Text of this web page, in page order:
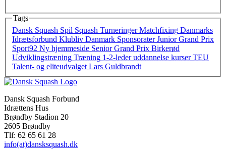
Tags
Dansk Squash Spil Squash Turneringer Matchfixing Danmarks
Idrætsforbund Klubliv Danmark Sponsorater Junior Grand Prix
Sport92 Ny hjemmeside Senior Grand Prix Birkerød
Udviklingstræning Træning 1-2-leder uddannelse kurser TEU
Talent- og eliteudvalget Lars Guldbrandt
Dansk Squash Forbund
Idrættens Hus
Brøndby Stadion 20
2605 Brøndby
Tlf: 62 65 61 28
info(at)dansksquash.dk